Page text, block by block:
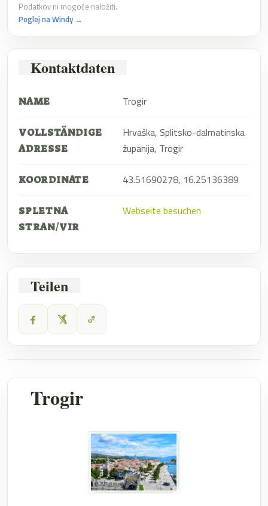
Podatkov ni mogoče naložiti.
Poglej na Windy →
Kontaktdaten
NAME Trogir
VOLLSTÄNDIGE
ADRESSE
Hrvaška, Splitsko-dalmatinska
županija, Trogir
KOORDINATE 43.51690278, 16.25136389
SPLETNA
STRAN/VIR
Webseite besuchen
Teilen
Trogir